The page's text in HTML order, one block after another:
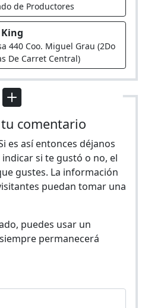
de Productores
King
440 Coo. Miguel Grau (2Do
De Carret Central)
comentario
es así entonces déjanos
si te gustó o no, el
gustes. La información
puedan tomar una
puedes usar un
permanecerá